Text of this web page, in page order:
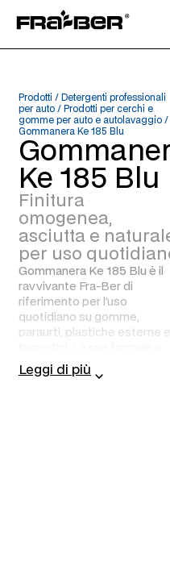
Prodotti /
Detergenti professionali
per auto/ Prodotti per cerchi e
gomme per auto e autolavaggio/
Gommanera Ke 185 Blu
Ke 185 Blu
Finitura
omogenea,
asciutta e
per uso
Gommanera Ke 185 Blu è il
ravvivante Fra-Ber di
riferimento per l’uso
quotidiano su gomme,
paraurti, plastiche esterne e
base acqua dona una
brillantezza satinata senza
Leggi di più